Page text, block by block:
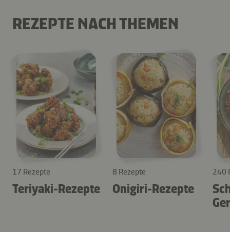
REZEPTE NACH THEMEN
17 Rezepte
Teriyaki-Rezepte
8 Rezepte
Onigiri-Rezepte
240